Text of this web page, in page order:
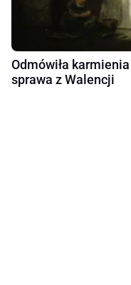
Odmówiła
sprawa z Walencji